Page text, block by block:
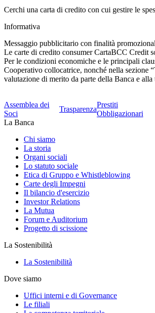
Cerchi una carta di credito con cui gestire le
Informativa
Messaggio pubblicitario con finalità
Le carte di credito consumer CartaBCC Credit
Per le condizioni economiche e le principali
Cooperativo collocatrice, nonché nella sezione
valutazione di merito da parte della Banca e
Assemblea dei
Soci
Trasparenza
Prestiti
Obbligazionari
La Banca
Chi siamo
La storia
Organi sociali
Lo statuto sociale
Etica di Gruppo e Whistleblowing
Carte degli Impegni
Il bilancio d'esercizio
Investor Relations
La Mutua
Forum e Auditorium
Progetto di scissione
La Sostenibilità
La Sostenibilità
Dove siamo
Uffici interni e di Governance
Le filiali